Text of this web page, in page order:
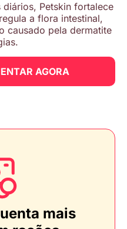
Petskin fortalece
a flora intestinal,
causado pela dermatite
AGORA
mais